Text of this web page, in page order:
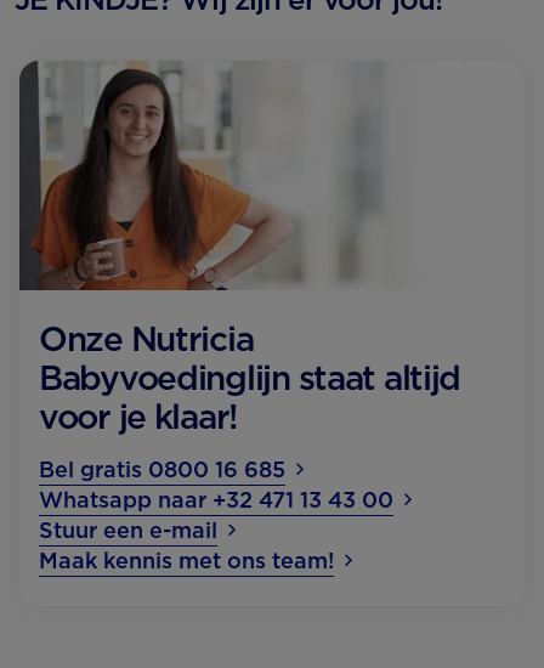
Onze Nutricia
Babyvoedinglijn staat altijd
voor je klaar!
Bel gratis 0800 16 685
Whatsapp naar +32 471 13 43 00
Stuur een e-mail
Maak kennis met ons team!